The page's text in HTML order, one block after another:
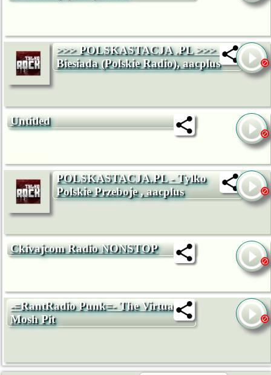
>>> POLSKASTACJA .PL >>> -
Biesiada (Polskie Radio), aacplus
Untitled
POLSKASTACJA.PL - Tylko
Polskie Przeboje , aacplus
Ckivajcom Radio NONSTOP
-=RantRadio Punk=- The Virtual
Mosh Pit